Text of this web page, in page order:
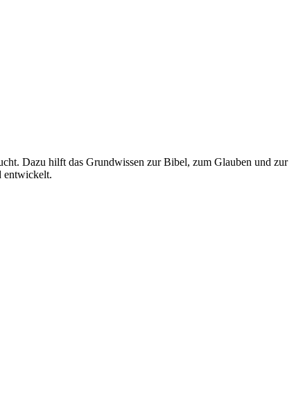
Dazu hilft das Grundwissen zur Bibel, zum Glauben und zur
entwickelt.